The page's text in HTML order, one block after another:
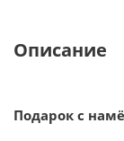
Описание
Подарок с